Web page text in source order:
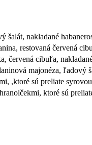
nakladané
restovaná červená
cibuľa,
majonéza, ľadový
sú preliate
ktoré sú